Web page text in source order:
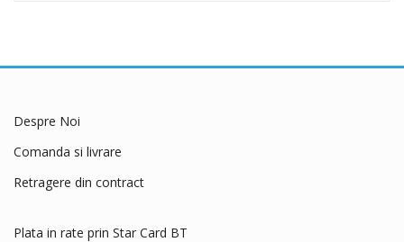
Fluval
Fresh'N Clean
Furminator
Despre Noi
Comanda si livrare
Retragere din contract
Plata in rate prin Star Card BT